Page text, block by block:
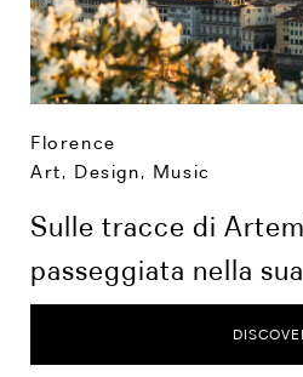
Florence
Art, Design, Music
Sulle tracce di
passeggiata nella